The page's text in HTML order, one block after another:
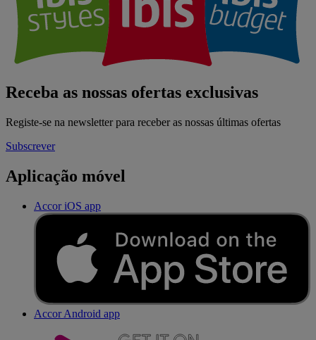
Receba as nossas ofertas exclusivas
Registe-se na newsletter para receber as nossas últimas ofertas
Subscrever
Aplicação móvel
Accor iOS app
Accor Android app